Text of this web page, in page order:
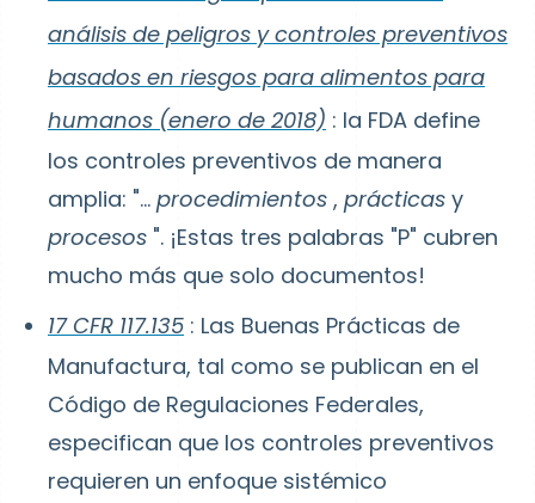
análisis de peligros y controles preventivos
basados en riesgos para alimentos para
humanos (enero de 2018) : la FDA define
los controles preventivos de manera
amplia: "... procedimientos , prácticas y
procesos ". ¡Estas tres palabras "P" cubren
mucho más que solo documentos!
17 CFR 117.135 : Las Buenas Prácticas de
Manufactura, tal como se publican en el
Código de Regulaciones Federales,
especifican que los controles preventivos
requieren un enfoque sistémico